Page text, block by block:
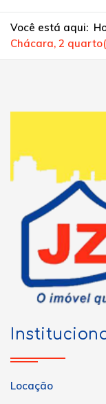
Você está aqui:
Chácara, 2
Locação